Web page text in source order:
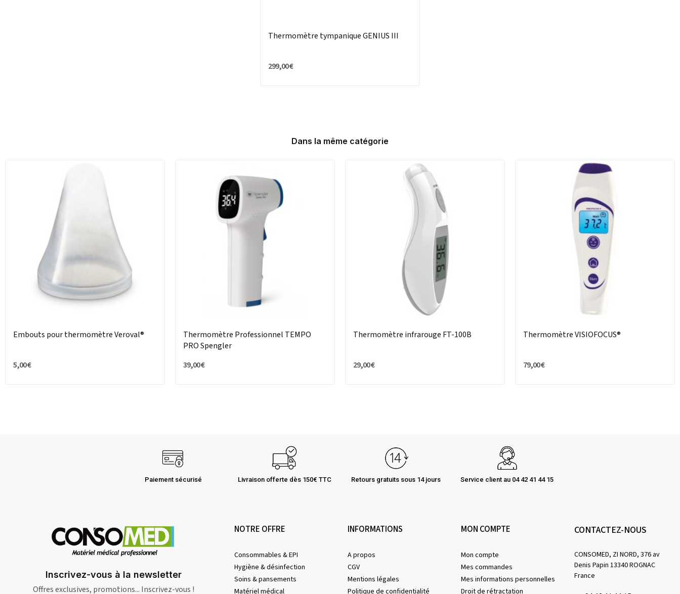
Thermomètre tympanique GENIUS III
299,00 €
Dans la même catégorie
Embouts pour thermomètre Veroval®
5,00 €
Thermomètre Professionnel TEMPO
PRO Spengler
39,00 €
Thermomètre infrarouge FT-100B
29,00 €
Thermomètre VISIOFOCUS®
79,00 €
Paiement sécurisé Livraison offerte dès 150€ TTC Retours gratuits sous 14 jours Service client au 04 42 41 44 15
Inscrivez-vous à la newsletter
Offres exclusives, promotions... Inscrivez-vous !
NOTRE OFFRE
Consommables & EPI
Hygiène & désinfection
Soins & pansements
Matériel médical
INFORMATIONS
A propos
CGV
Mentions légales
Politique de confidentialité
MON COMPTE
Mon compte
Mes commandes
Mes informations personnelles
Droit de rétractation
CONTACTEZ-NOUS
CONSOMED, ZI NORD, 376 av
Denis Papin 13340 ROGNAC
France